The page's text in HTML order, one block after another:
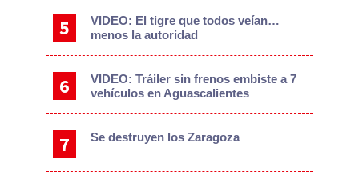
VIDEO: El tigre que todos veían…
menos la autoridad
VIDEO: Tráiler sin frenos embiste a 7
vehículos en Aguascalientes
Se destruyen los Zaragoza